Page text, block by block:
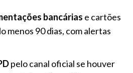
bancárias e cartões
menos 90 dias, com alertas
pelo canal oficial se houver